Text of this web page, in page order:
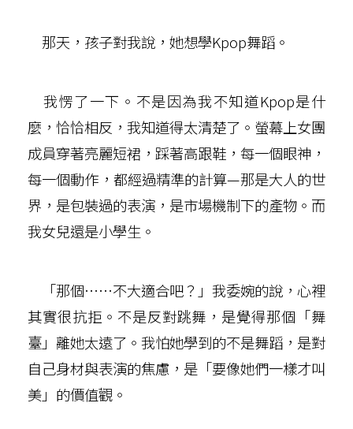
那天，孩子對我說，她想學Kpop舞蹈。
我愣了一下。不是因為我不知道Kpop是什
麼，恰恰相反，我知道得太清楚了。螢幕上女團
成員穿著亮麗短裙，踩著高跟鞋，每一個眼神，
每一個動作，都經過精準的計算—那是大人的世
界，是包裝過的表演，是市場機制下的產物。而
我女兒還是小學生。
「那個……不大適合吧？」我委婉的說，心裡
其實很抗拒。不是反對跳舞，是覺得那個「舞
臺」離她太遠了。我怕她學到的不是舞蹈，是對
自己身材與表演的焦慮，是「要像她們一樣才叫
美」的價值觀。